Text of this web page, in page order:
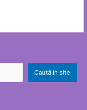
Caută in site